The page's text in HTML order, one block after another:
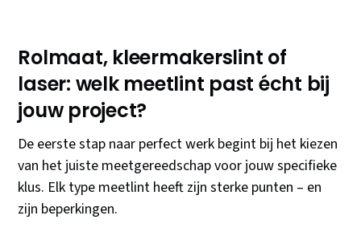
Rolmaat, kleermakerslint of
laser: welk meetlint past écht bij
jouw project?
De eerste stap naar perfect werk begint bij het kiezen
van het juiste meetgereedschap voor jouw specifieke
klus. Elk type meetlint heeft zijn sterke punten – en
zijn beperkingen.